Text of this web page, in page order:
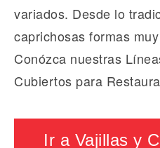
variados. Desde lo
caprichosas formas
Conózca nuestras
Cubiertos para
Ir a Vajillas y